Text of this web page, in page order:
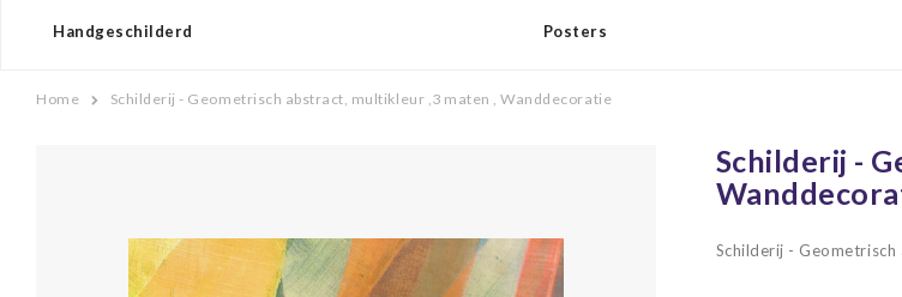
Handgeschilderd Posters
Home Schilderij - Geometrisch abstract, multikleur ,3 maten , Wanddecoratie
Schilderij -
Schilderij -